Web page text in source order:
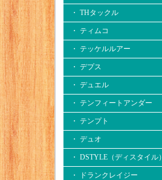
・ THタックル
・ ティムコ
・ テッケルルアー
・ デプス
・ デュエル
・ テンフィートアンダー
・ テンプト
・ デュオ
・ DSTYLE（ディスタイル）
・ ドランクレイジー